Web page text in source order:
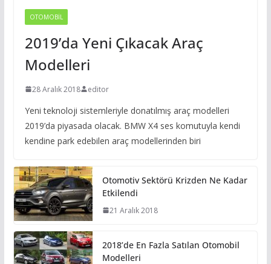
OTOMOBIL
2019’da Yeni Çıkacak Araç
Modelleri
28 Aralık 2018 editor
Yeni teknoloji sistemleriyle donatılmış araç modelleri
2019’da piyasada olacak. BMW X4 ses komutuyla kendi
kendine park edebilen araç modellerinden biri
Otomotiv Sektörü Krizden Ne Kadar
Etkilendi
21 Aralık 2018
2018’de En Fazla Satılan Otomobil
Modelleri